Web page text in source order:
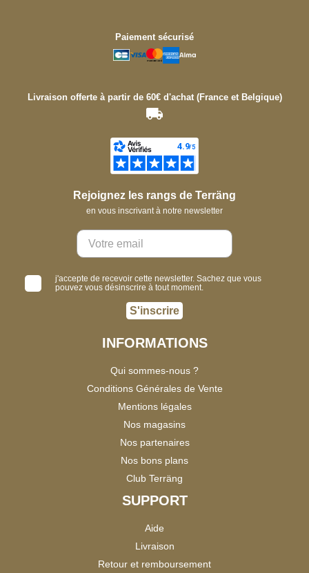
Paiement sécurisé
Livraison offerte à partir de 60€ d'achat (France et Belgique)
Rejoignez les rangs de Terräng
en vous inscrivant à notre newsletter
j'accepte de recevoir cette newsletter. Sachez que vous
pouvez vous désinscrire à tout moment.
S'inscrire
INFORMATIONS
Qui sommes-nous ?
Conditions Générales de Vente
Mentions légales
Nos magasins
Nos partenaires
Nos bons plans
Club Terräng
SUPPORT
Aide
Livraison
Retour et remboursement